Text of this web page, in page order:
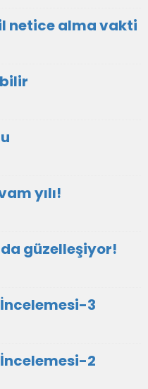
netice alma vakti
yılı!
güzelleşiyor!
İncelemesi-3
İncelemesi-2